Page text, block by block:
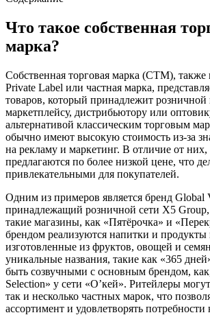
Что такое собственная
марка?
Собственная торговая марка (СТМ), также
Private Label или частная марка,
товаров, который принадлежит
маркетплейсу, дистрибьютору или
альтернативой классическим торговым
обычно имеют высокую стоимость из-за
на рекламу и маркетинг. В отличие от
предлагаются по более низкой цене, что
привлекательными для покупателей.
Одним из примеров является бренд Global
принадлежащий розничной сети X5 Group,
такие магазины, как «Пятёрочка» и
брендом реализуются напитки и продукты
изготовленные из фруктов, овощей и
уникальные названия, такие как «365
быть созвучными с основным брендом,
Selection» у сети «О’кей». Ритейлеры
так и несколько частных марок, что
ассортимент и удовлетворять потребности